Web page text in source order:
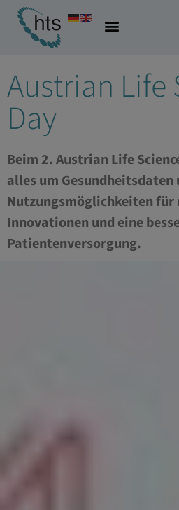
04.06.2024Allgemein
Austrian Life
Day
Beim 2. Austrian Life
alles um Gesundheitsdaten
Nutzungsmöglichkeiten für
Innovationen und eine
Patientenversorgung.